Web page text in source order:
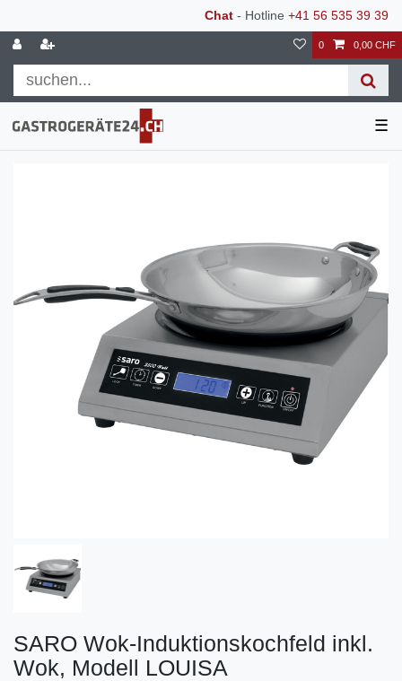
Chat - Hotline +41 56 535 39 39
0 0,00 CHF
☰
SARO Wok-Induktionskochfeld inkl.
Wok, Modell LOUISA